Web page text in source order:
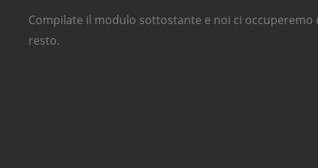
Compilate il modulo sottostante e noi ci occuperemo
resto.